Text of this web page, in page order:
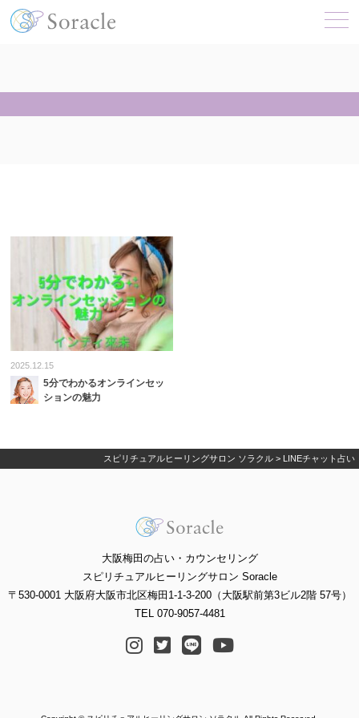
2025.12.15
5分でわかるオンラインセッ
ションの魅力
スピリチュアルヒーリングサロン ソラクル > LINEチャット占い
大阪梅田の占い・カウンセリング
スピリチュアルヒーリングサロン Soracle
〒530-0001 大阪府大阪市北区梅田1-1-3-200（大阪駅前第3ビル2階 57号）
TEL 070-9057-4481